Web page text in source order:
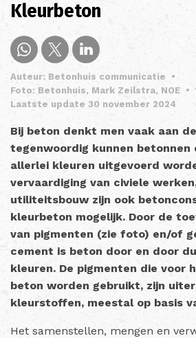
Kleurbeton
Auteur: Betonhuis communicatie
•
Foto: Betonhuis, Mark Zeilstra, NOE •
Laatste update 30 november 2024
Bij beton denkt men vaak aan
tegenwoordig kunnen
allerlei kleuren uitgevoerd
vervaardiging van civiele
utiliteitsbouw zijn ook
kleurbeton mogelijk. Door de
van pigmenten (zie foto) en/of
cement is beton door en door
kleuren. De pigmenten die voor
beton worden gebruikt, zijn
kleurstoffen, meestal op basis
Het samenstellen, mengen en